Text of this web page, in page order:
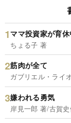
ママ投資家が育
ちょる子 著
筋肉が全て
ガブリエル・ライ
嫌われる勇気
岸見一郎 著/古賀